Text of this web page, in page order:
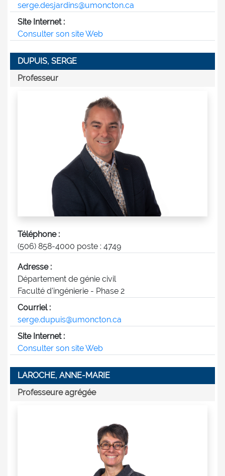
serge.desjardins@umoncton.ca
Site Internet :
Consulter son site Web
DUPUIS, SERGE
Professeur
Téléphone :
(506) 858-4000 poste : 4749
Adresse :
Département de génie civil
Faculté d'ingénierie - Phase 2
Courriel :
serge.dupuis@umoncton.ca
Site Internet :
Consulter son site Web
LAROCHE, ANNE-MARIE
Professeure agrégée